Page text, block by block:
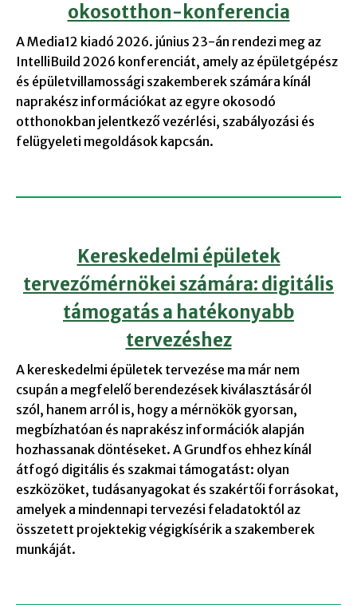
okosotthon-konferencia
A Media12 kiadó 2026. június 23-án rendezi meg az
IntelliBuild 2026 konferenciát, amely az épületgépész
és épületvillamossági szakemberek számára kínál
naprakész információkat az egyre okosodó
otthonokban jelentkező vezérlési, szabályozási és
felügyeleti megoldások kapcsán.
Kereskedelmi épületek
tervezőmérnökei számára: digitális
támogatás a hatékonyabb
tervezéshez
A kereskedelmi épületek tervezése ma már nem
csupán a megfelelő berendezések kiválasztásáról
szól, hanem arról is, hogy a mérnökök gyorsan,
megbízhatóan és naprakész információk alapján
hozhassanak döntéseket. A Grundfos ehhez kínál
átfogó digitális és szakmai támogatást: olyan
eszközöket, tudásanyagokat és szakértői forrásokat,
amelyek a mindennapi tervezési feladatoktól az
összetett projektekig végigkísérik a szakemberek
munkáját.